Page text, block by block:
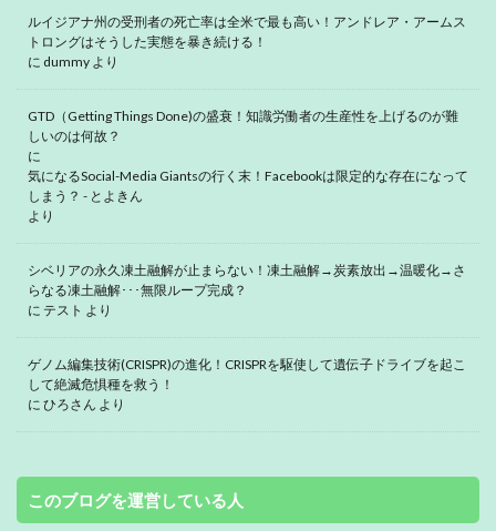
ルイジアナ州の受刑者の死亡率は全米で最も高い！アンドレア・アームス
トロングはそうした実態を暴き続ける！
に dummy より
GTD（Getting Things Done)の盛衰！知識労働者の生産性を上げるのが難
しいのは何故？
に
気になるSocial-Media Giantsの行く末！Facebookは限定的な存在になって
しまう？ - とよきん
より
シベリアの永久凍土融解が止まらない！凍土融解→炭素放出→温暖化→さ
らなる凍土融解･･･無限ループ完成？
に テスト より
ゲノム編集技術(CRISPR)の進化！CRISPRを駆使して遺伝子ドライブを起こ
して絶滅危惧種を救う！
に ひろさん より
このブログを運営している人